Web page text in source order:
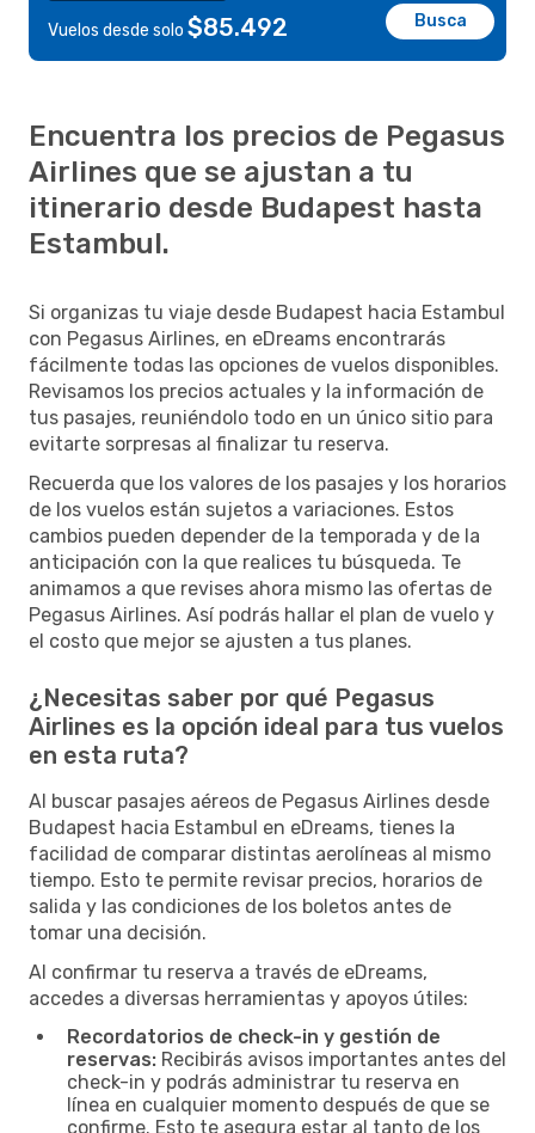
Vuelos desde solo $85.492 Busca
Encuentra los precios de Pegasus
Airlines que se ajustan a tu
itinerario desde Budapest hasta
Estambul.
Si organizas tu viaje desde Budapest hacia Estambul
con Pegasus Airlines, en eDreams encontrarás
fácilmente todas las opciones de vuelos disponibles.
Revisamos los precios actuales y la información de
tus pasajes, reuniéndolo todo en un único sitio para
evitarte sorpresas al finalizar tu reserva.
Recuerda que los valores de los pasajes y los horarios
de los vuelos están sujetos a variaciones. Estos
cambios pueden depender de la temporada y de la
anticipación con la que realices tu búsqueda. Te
animamos a que revises ahora mismo las ofertas de
Pegasus Airlines. Así podrás hallar el plan de vuelo y
el costo que mejor se ajusten a tus planes.
¿Necesitas saber por qué Pegasus
Airlines es la opción ideal para tus vuelos
en esta ruta?
Al buscar pasajes aéreos de Pegasus Airlines desde
Budapest hacia Estambul en eDreams, tienes la
facilidad de comparar distintas aerolíneas al mismo
tiempo. Esto te permite revisar precios, horarios de
salida y las condiciones de los boletos antes de
tomar una decisión.
Al confirmar tu reserva a través de eDreams,
accedes a diversas herramientas y apoyos útiles:
Recordatorios de check-in y gestión de
reservas: Recibirás avisos importantes antes del
check-in y podrás administrar tu reserva en
línea en cualquier momento después de que se
confirme. Esto te asegura estar al tanto de los